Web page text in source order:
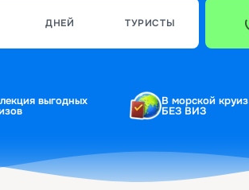
ДНЕЙ ТУРИСТЫ
выгодных В морской круиз
БЕЗ ВИЗ